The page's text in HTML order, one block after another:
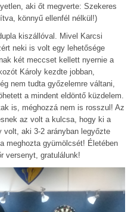
aki őt megverte: Szekeres
könnyű ellenfél nélkül!)
kiszállóval. Mivel Karcsi
neki is volt egy lehetősége
két meccset kellett nyernie a
Károly kezdte jobban,
nem tudta győzelemre váltani,
a mindent eldöntő küzdelem.
is, méghozzá nem is rosszul! Az
az volt a kulcsa, hogy ki a
volt, aki 3-2 arányban legyőzte
meghozta gyümölcsét! Életében
versenyt, gratulálunk!